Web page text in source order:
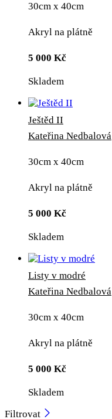
30cm x 40cm
Akryl na plátně
5 000 Kč
Skladem
Ještěd II
Kateřina Nedbalová
30cm x 40cm
Akryl na plátně
5 000 Kč
Skladem
Listy v modré
Kateřina Nedbalová
30cm x 40cm
Akryl na plátně
5 000 Kč
Skladem
Filtrovat